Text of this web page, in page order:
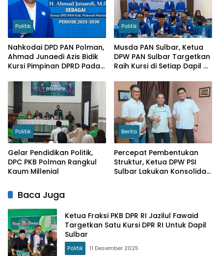
Politik
Nahkodai DPD PAN Polman,
Ahmad Junaedi Azis Bidik
Kursi Pimpinan DPRD Pada
Politik
Musda PAN Sulbar, Ketua
DPW PAN Sulbar Targetkan
Raih Kursi di Setiap Dapil di
Politik
Gelar Pendidikan Politik,
DPC PKB Polman Rangkul
Kaum Millenial
Berita
Percepat Pembentukan
Struktur, Ketua DPW PSI
Sulbar Lakukan Konsolidasi
Baca Juga
Ketua Fraksi PKB DPR RI Jazilul Fawaid
Targetkan Satu Kursi DPR RI Untuk Dapil
Sulbar
Politik 11 Desember 2025